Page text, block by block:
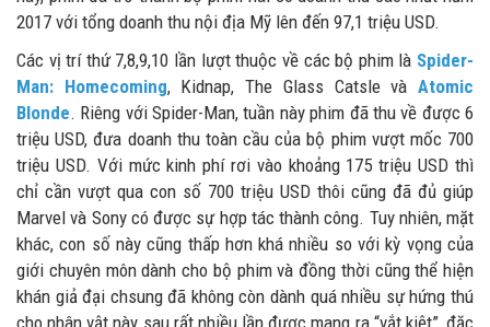
2017 với tổng doanh thu nội địa Mỹ lên đến 97,1 triệu USD.
Các vị trí thứ 7,8,9,10 lần lượt thuộc về các bộ phim là Spider-
Man: Homecoming, Kidnap, The Glass Catsle vàAtomic
Blonde. Riêng với Spider-Man, tuần này phim đã thu về được 6
triệu USD, đưa doanh thu toàn cầu của bộ phim vượt mốc 700
triệu USD. Với mức kinh phí rơi vào khoảng 175 triệu USD thì
chỉ cần vượt qua con số 700 triệu USD thôi cũng đã đủ giúp
Marvel và Sony có được sự hợp tác thành công. Tuy nhiên, mặt
khác, con số này cũng thấp hơn khá nhiều so với kỳ vọng của
giới chuyên môn dành cho bộ phim và đồng thời cũng thể hiện
khán giả đại chsung đã không còn dành quá nhiều sự hứng thú